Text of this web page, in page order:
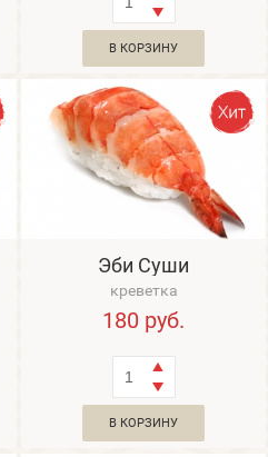
В КОРЗИНУ
Эби Суши
креветка
180 руб.
В КОРЗИНУ